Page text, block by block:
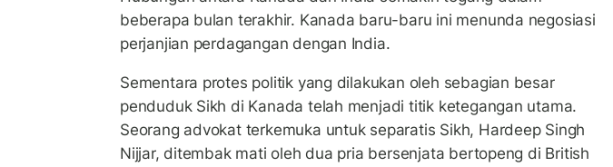
beberapa bulan terakhir. Kanada baru-baru ini menunda negosiasi
perjanjian perdagangan dengan India.
Sementara protes politik yang dilakukan oleh sebagian besar
penduduk Sikh di Kanada telah menjadi titik ketegangan utama.
Seorang advokat terkemuka untuk separatis Sikh, Hardeep Singh
Nijjar, ditembak mati oleh dua pria bersenjata bertopeng di British